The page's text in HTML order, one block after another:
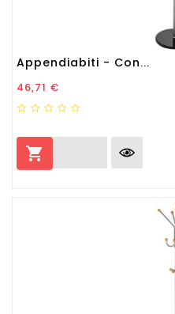
Appendiabiti - Con...
Prezzo
46,71 €
